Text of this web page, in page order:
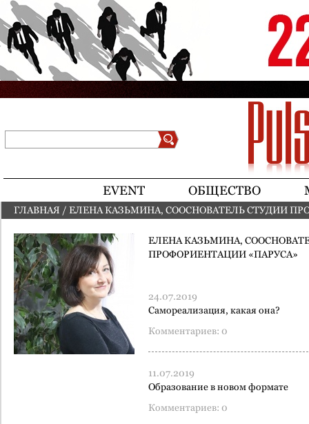
Jump to navigation
EVENT ОБЩЕСТВО
ВЫ ЗДЕСЬ
ГЛАВНАЯ / ЕЛЕНА КАЗЬМИНА, СООСНОВАТЕЛЬ СТУДИИ
ЕЛЕНА КАЗЬМИНА,
ПРОФОРИЕНТАЦИИ «ПАРУСА»
24.07.2019
Самореализация, какая она?
Комментариев: 0
11.07.2019
Образование в новом формате
Комментариев: 0